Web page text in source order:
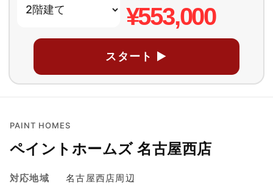
¥553,000
スタート ▶
PAINT HOMES
ペイントホームズ 名古屋西店
対応地域
名古屋西店周辺